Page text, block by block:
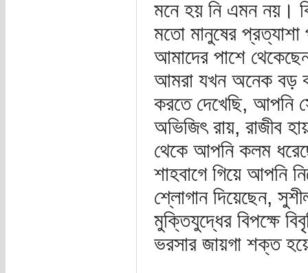
মনে হয় নি এমন নয়।
মতো মানুষের
আমাদের পাশে
আমরা যখন অনেক বড়
করতে দেখেছি, আপনি
অভিজিৎ রায়, রাজীব
থেকে আপনি কলম
শাহবাগে গিয়ে আপনি
শ্লোগান দিয়েছেন,
মুক্তিযুদ্ধের বিপক্ষে
ভরসার জায়গা শক্ত